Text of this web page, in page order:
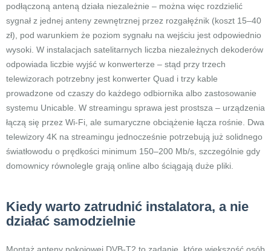
podłączoną anteną działa niezależnie – można więc rozdzielić
sygnał z jednej anteny zewnętrznej przez rozgałęźnik (koszt 15–40
zł), pod warunkiem że poziom sygnału na wejściu jest odpowiednio
wysoki. W instalacjach satelitarnych liczba niezależnych dekoderów
odpowiada liczbie wyjść w konwerterze – stąd przy trzech
telewizorach potrzebny jest konwerter Quad i trzy kable
prowadzone od czaszy do każdego odbiornika albo zastosowanie
systemu Unicable. W streamingu sprawa jest prostsza – urządzenia
łączą się przez Wi-Fi, ale sumaryczne obciążenie łącza rośnie. Dwa
telewizory 4K na streamingu jednocześnie potrzebują już solidnego
światłowodu o prędkości minimum 150–200 Mb/s, szczególnie gdy
domownicy równolegle grają online albo ściągają duże pliki.
Kiedy warto zatrudnić instalatora, a nie
działać samodzielnie